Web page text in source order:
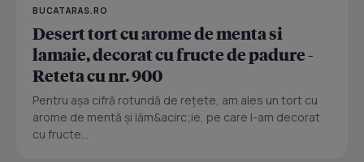
BUCATARAS.RO
Desert tort cu arome de menta si
lamaie, decorat cu fructe de padure -
Reteta cu nr. 900
Pentru așa cifră rotundă de rețete, am ales un tort cu
arome de mentă și lăm&acirc;ie, pe care l-am decorat
cu fructe...